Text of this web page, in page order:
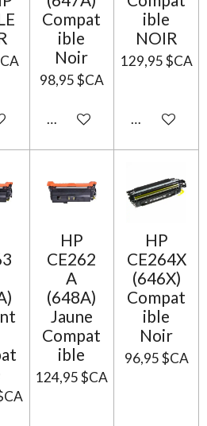
au panier
Compat
ible
Noir
98,95 $CA
Ajouter au panier
ible
NOIR
129,95 $CA
Ajouter au
HP
CE262
A
(648A)
Jaune
Compat
ible
124,95 $CA
HP
CE264X
(646X)
Compat
ible
Noir
96,95 $CA